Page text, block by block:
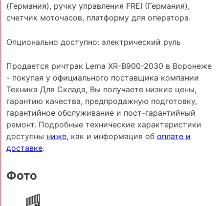
(Германия), ручку управления FREI (Германия),
счетчик моточасов, платформу для оператора.
Опционально доступно: электрический руль
Продается ричтрак Lema XR-B900-2030 в Воронеже
- покупая у официального поставщика компании
Техника Для Склада, Вы получаете низкие цены,
гарантию качества, предпродажную подготовку,
гарантийное обслуживание и пост-гарантийный
ремонт. Подробные технические характеристики
доступны ниже, как и информация об оплате и
доставке.
Фото